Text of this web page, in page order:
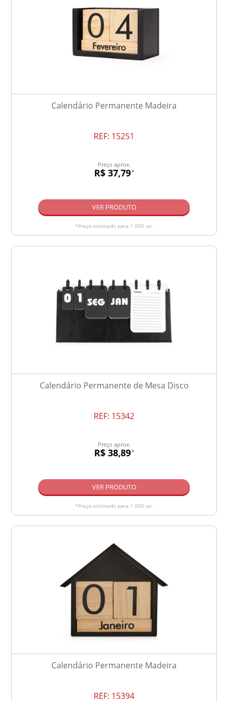
Calendário Permanente Madeira
REF: 15251
Preço aprox.
R$ 37,79*
VER PRODUTO
*Preço estimado para 1.000 un.
Calendário Permanente de Mesa Disco
REF: 15342
Preço aprox.
R$ 38,89*
VER PRODUTO
*Preço estimado para 1.000 un.
Calendário Permanente Madeira
REF: 15394